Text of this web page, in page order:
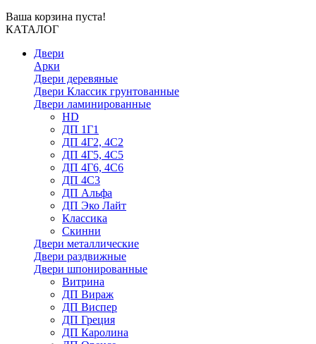
Ваша корзина пуста!
КАТАЛОГ
Двери
Арки
Двери деревяные
Двери Классик грунтованные
Двери ламинированные
HD
ДП 1Г1
ДП 4Г2, 4С2
ДП 4Г5, 4С5
ДП 4Г6, 4С6
ДП 4С3
ДП Альфа
ДП Эко Лайт
Классика
Скинни
Двери металлические
Двери раздвижные
Двери шпонированные
Витрина
ДП Вираж
ДП Виспер
ДП Греция
ДП Каролина